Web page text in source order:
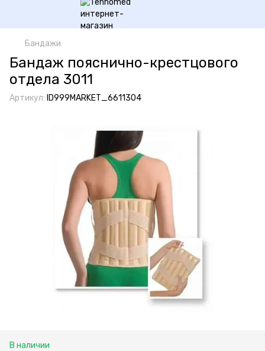
Бандажи
Бандаж пояснично-крестцового
отдела 3011
Артикул: ID999MARKET_6611304
В наличии